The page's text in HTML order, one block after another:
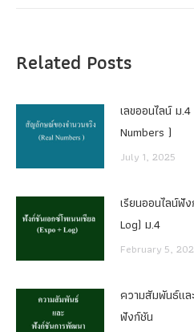
Related Posts
เลขออนไลน์ ม
Numbers )
July 1, 2025
เรียนออนไลน์ฟั
Log) ม.4
February 5,
ความสัมพันธ์แ
ฟังก์ชัน